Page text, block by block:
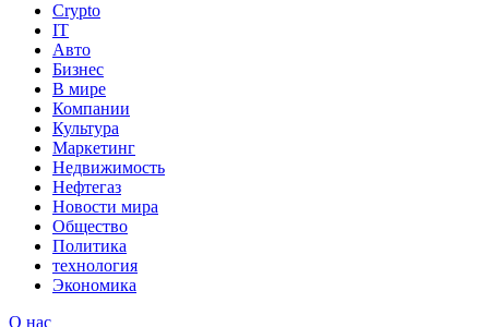
Crypto
IT
Авто
Бизнес
В мире
Компании
Культура
Маркетинг
Недвижимость
Нефтегаз
Новости мира
Общество
Политика
технология
Экономика
О нас